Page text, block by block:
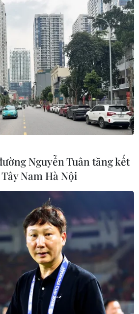
MỤC
tác mở rộng
VietQR
Nguyễn Tuân tăng kết
Nam Hà Nội